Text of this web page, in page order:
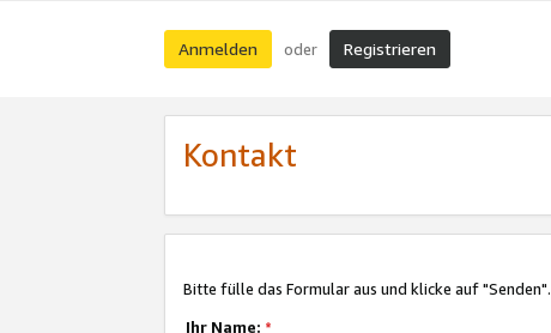
Anmelden oder Registrieren
Kontakt
Bitte fülle das Formular aus und klicke auf "Senden".
Ihr Name: *